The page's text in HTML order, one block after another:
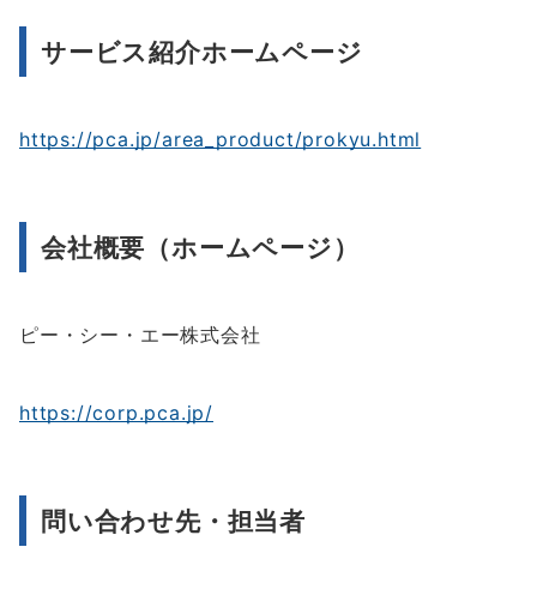
サービス紹介ホームページ
https://pca.jp/area_product/prokyu.html
会社概要（ホームページ）
ピー・シー・エー株式会社
https://corp.pca.jp/
問い合わせ先・担当者